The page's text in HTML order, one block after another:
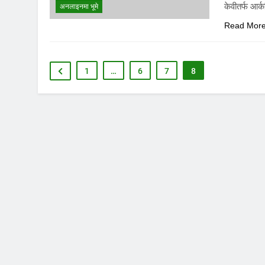
अनलाइनमा भूमे
केवीतर्फ
Read
1 … 6 7 8